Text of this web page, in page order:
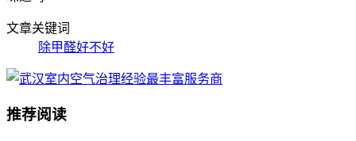
文章关键词
除甲醛好不好
推荐阅读